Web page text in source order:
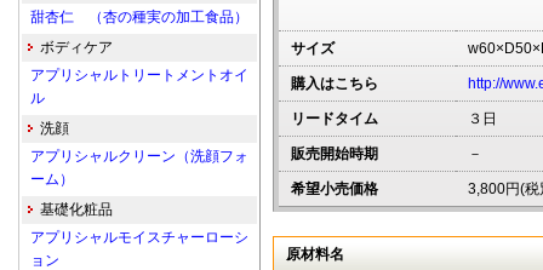
サイズ
購入はこちら http://
リードタイム ３日
販売開始時期 －
希望小売価格 3,800円(税
原材料名
甜杏仁 （杏の種実の加工食品）
ボディケア
アプリシャルトリートメントオイ
ル
洗顔
アプリシャルクリーン（洗顔フォ
ーム）
基礎化粧品
アプリシャルモイスチャーローシ
ョン